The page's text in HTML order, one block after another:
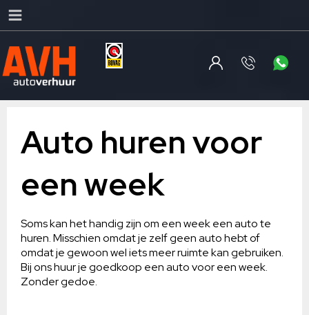
Auto huren voor
een week
Soms kan het handig zijn om een week een auto te
huren. Misschien omdat je zelf geen auto hebt of
omdat je gewoon wel iets meer ruimte kan gebruiken.
Bij ons huur je goedkoop een auto voor een week.
Zonder gedoe.